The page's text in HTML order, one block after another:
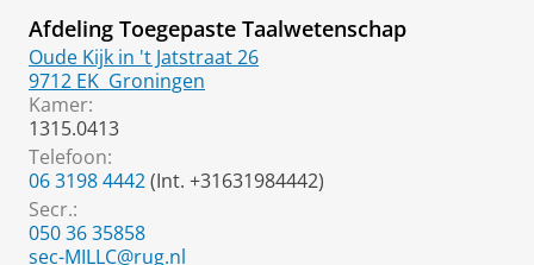
Afdeling Toegepaste Taalwetenschap
Oude Kijk in 't Jatstraat 26
9712 EK Groningen
Kamer:
1315.0413
Telefoon:
06 3198 4442(Int. +31631984442)
Secr.:
050 36 35858
sec-MILLC@rug.nl